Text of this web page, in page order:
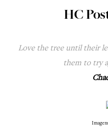
HC
Love the tree until their
them to try